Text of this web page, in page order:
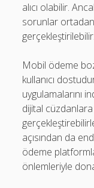
alıcı olabilir.
sorunlar
gerçekleştirilebilir.
Mobil ödeme
kullanıcı
uygulamalarını
dijital cüzdanlara
açısından da
ödeme
önlemleriyle